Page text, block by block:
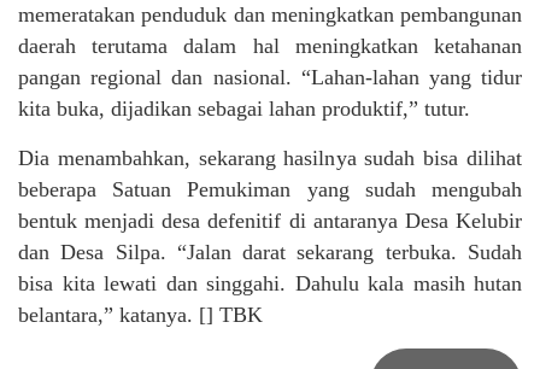
memeratakan penduduk dan meningkatkan pembangunan
daerah terutama dalam hal meningkatkan ketahanan
pangan regional dan nasional. “Lahan-lahan yang tidur
kita buka, dijadikan sebagai lahan produktif,” tutur.
Dia menambahkan, sekarang hasilnya sudah bisa dilihat
beberapa Satuan Pemukiman yang sudah mengubah
bentuk menjadi desa defenitif di antaranya Desa Kelubir
dan Desa Silpa. “Jalan darat sekarang terbuka. Sudah
bisa kita lewati dan singgahi. Dahulu kala masih hutan
belantara,” katanya. [] TBK